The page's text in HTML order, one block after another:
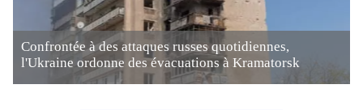
Confrontée à des attaques russes quotidiennes,
l'Ukraine ordonne des évacuations à Kramatorsk